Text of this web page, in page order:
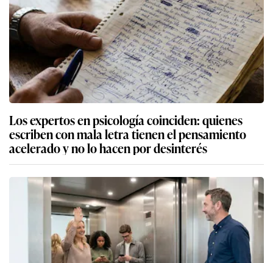
Los expertos en psicología coinciden: quienes
escriben con mala letra tienen el pensamiento
acelerado y no lo hacen por desinterés